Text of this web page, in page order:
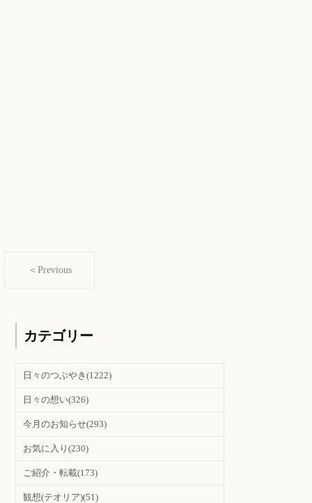
＜Previous
カテゴリー
日々のつぶやき(1222)
日々の想い(326)
今月のお知らせ(293)
お気に入り(230)
ご紹介・転載(173)
観想(テオリア)(51)